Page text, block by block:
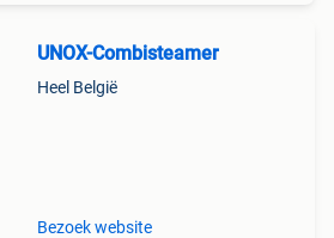
UNOX-Combisteamer
Heel België
Bezoek website